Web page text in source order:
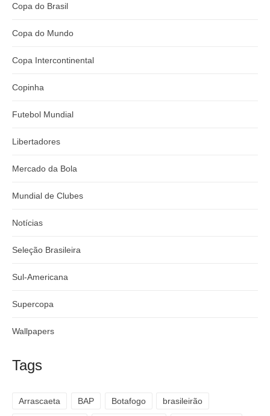
Copa do Brasil
Copa do Mundo
Copa Intercontinental
Copinha
Futebol Mundial
Libertadores
Mercado da Bola
Mundial de Clubes
Notícias
Seleção Brasileira
Sul-Americana
Supercopa
Wallpapers
Tags
Arrascaeta BAP Botafogo brasileirão